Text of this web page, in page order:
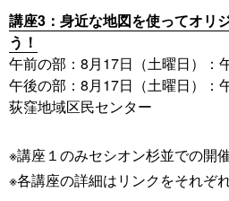
講座3：身近な地図を使ってオリ
う！
午前の部：8月17日（土曜日）：
午後の部：8月17日（土曜日）：
荻窪地域区民センター
※講座１のみセシオン杉並での開催
※各講座の詳細はリンクをそれぞ